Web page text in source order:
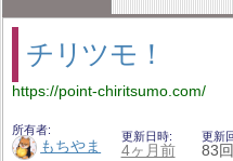
チリツモ！
https://point-chiritsumo.com/
所有者
もちやま
更新日時
4ヶ月前
更新
83回